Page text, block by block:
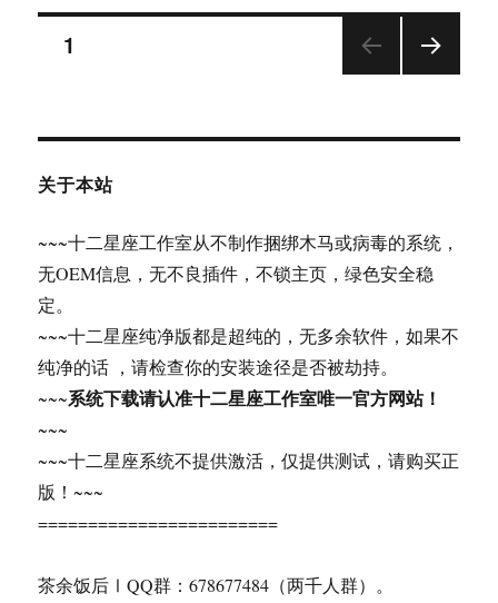
篇）
星
纯
系
统
文
分
页
1
关于本站
~~~十二星座工作室从不制作捆绑木马或病毒的系统，
无OEM信息，无不良插件，不锁主页，绿色安全稳
定。
~~~十二星座纯净版都是超纯的，无多余软件，如果不
纯净的话 ，请检查你的安装途径是否被劫持。
~~~系统下载请认准十二星座工作室唯一官方网站！
~~~
~~~十二星座系统不提供激活，仅提供测试，请购买正
版！~~~
========================
茶余饭后ⅠQQ群：678677484（两千人群）。